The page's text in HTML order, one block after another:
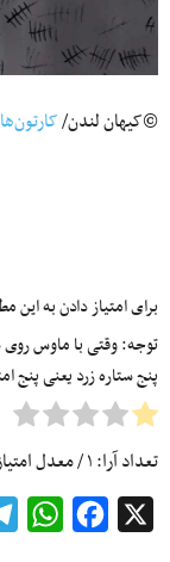
©کیهان لندن/
برای امتیاز دادن به
توجه: وقتی با ماوس روی
پنج ستاره زرد یعنی پنج
تعداد آرا:۱/ معدل
Facebook